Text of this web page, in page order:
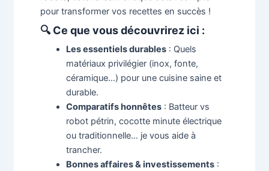
pour transformer vos recettes en succès !
🔍 Ce que vous découvrirez ici :
Les essentiels durables : Quels
matériaux privilégier (inox, fonte,
céramique…) pour une cuisine saine et
durable.
Comparatifs honnêtes : Batteur vs
robot pétrin, cocotte minute électrique
ou traditionnelle… je vous aide à
trancher.
Bonnes affaires & investissements :